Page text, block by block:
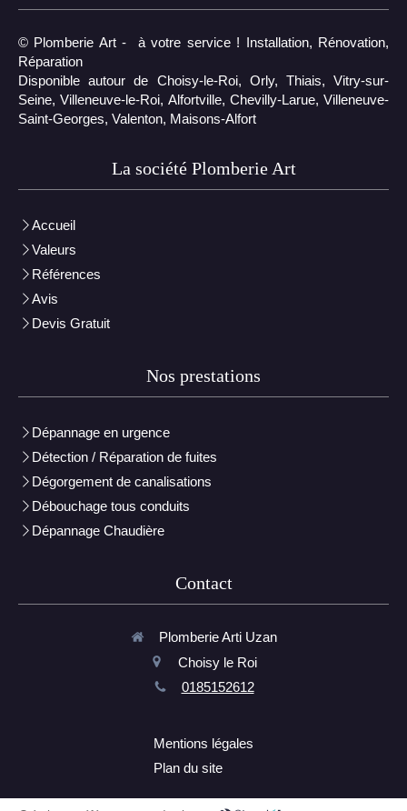
© Plomberie Art - à votre service ! Installation, Rénovation,
Réparation
Disponible autour de Choisy-le-Roi, Orly, Thiais, Vitry-sur-
Seine, Villeneuve-le-Roi, Alfortville, Chevilly-Larue, Villeneuve-
Saint-Georges, Valenton, Maisons-Alfort
La société Plomberie Art
Accueil
Valeurs
Références
Avis
Devis Gratuit
Nos prestations
Dépannage en urgence
Détection / Réparation de fuites
Dégorgement de canalisations
Débouchage tous conduits
Dépannage Chaudière
Contact
Plomberie Arti Uzan
Choisy le Roi
0185152612
Mentions légales
Plan du site